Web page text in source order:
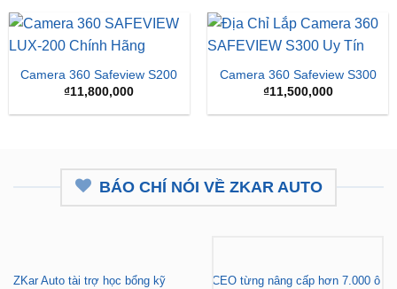
Camera 360 Safeview S200
₫11,800,000
Camera 360 Safeview S300
₫11,500,000
BÁO CHÍ NÓI VỀ ZKAR AUTO
ZKar Auto tài trợ học bổng kỹ
CEO từng nâng cấp hơn 7.000 ô